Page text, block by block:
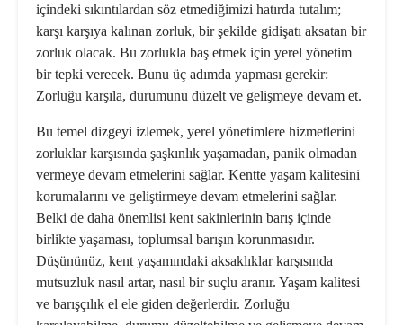
içindeki sıkıntılardan söz etmediğimizi hatırda tutalım;
karşı karşıya kalınan zorluk, bir şekilde gidişatı aksatan bir
zorluk olacak. Bu zorlukla baş etmek için yerel yönetim
bir tepki verecek. Bunu üç adımda yapması gerekir:
Zorluğu karşıla, durumunu düzelt ve gelişmeye devam et.
Bu temel dizgeyi izlemek, yerel yönetimlere hizmetlerini
zorluklar karşısında şaşkınlık yaşamadan, panik olmadan
vermeye devam etmelerini sağlar. Kentte yaşam kalitesini
korumalarını ve geliştirmeye devam etmelerini sağlar.
Belki de daha önemlisi kent sakinlerinin barış içinde
birlikte yaşaması, toplumsal barışın korunmasıdır.
Düşününüz, kent yaşamındaki aksaklıklar karşısında
mutsuzluk nasıl artar, nasıl bir suçlu aranır. Yaşam kalitesi
ve barışçılık el ele giden değerlerdir. Zorluğu